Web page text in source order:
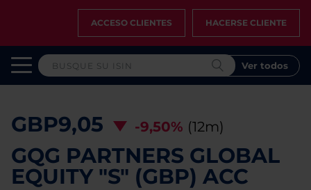
ACCESO CLIENTES HACERSE CLIENTE
Ver todos
GBP9,05 -9,50% (12m)
GQG PARTNERS GLOBAL
EQUITY "S" (GBP) ACC